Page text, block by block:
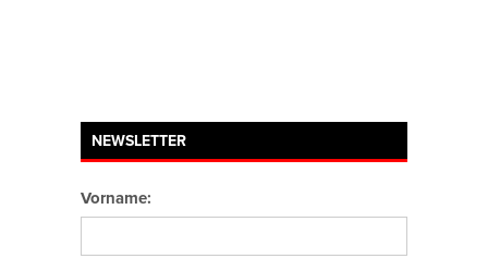
NEWSLETTER
Vorname: